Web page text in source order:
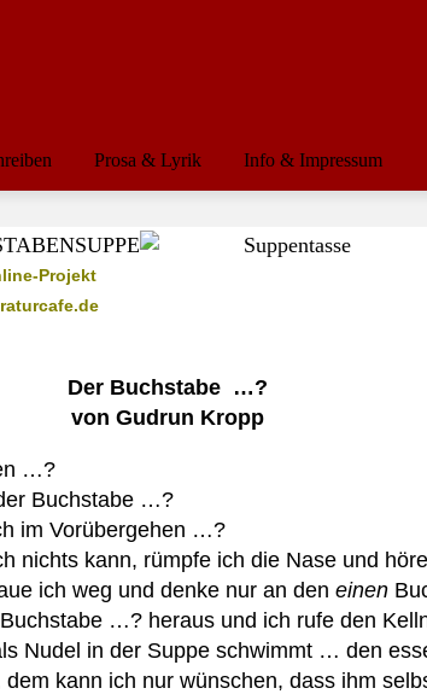
Prosa & Lyrik Info & Impressum
Projekt
Der Buchstabe …?
von Gudrun Kropp
…?
Buchstabe …?
im Vorübergehen …?
nichts kann, rümpfe ich die Nase und
ich weg und denke nur an den einen
…? heraus und ich rufe den
Nudel in der Suppe schwimmt … den
kann ich nur wünschen, dass ihm